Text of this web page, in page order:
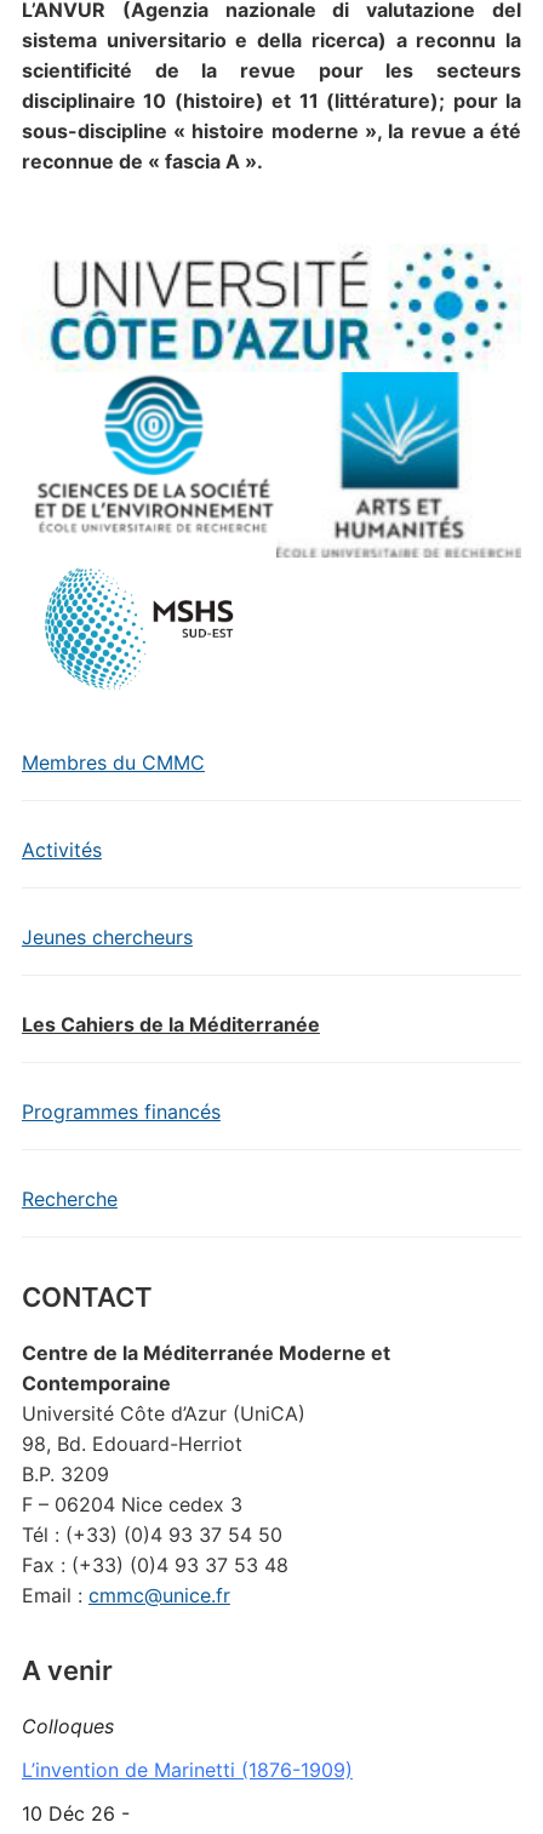
Membres du CMMC
Activités
Jeunes chercheurs
Les Cahiers de la Méditerranée
Programmes financés
Recherche
CONTACT
Centre de la Méditerranée Moderne et
Contemporaine
Université Côte d’Azur (UniCA)
98, Bd. Edouard-Herriot
B.P. 3209
F – 06204 Nice cedex 3
Tél : (+33) (0)4 93 37 54 50
Fax : (+33) (0)4 93 37 53 48
Email : cmmc@unice.fr
A venir
Colloques
L’invention de Marinetti (1876-1909)
10 Déc 26 -
L’ANVUR (Agenzia nazionale di valutazione del
sistema universitario e della ricerca) a reconnu la
scientificité de la revue pour les secteurs
disciplinaire 10 (histoire) et 11 (littérature); pour la
sous-discipline « histoire moderne », la revue a été
reconnue de « fascia A ».